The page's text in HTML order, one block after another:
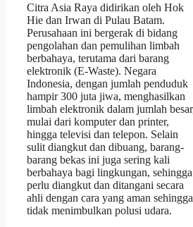
Citra Asia Raya didirikan oleh Hok
Hie dan Irwan di Pulau Batam.
Perusahaan ini bergerak di bidang
pengolahan dan pemulihan limbah
berbahaya, terutama dari barang
elektronik (E-Waste). Negara
Indonesia, dengan jumlah penduduk
hampir 300 juta jiwa, menghasilkan
limbah elektronik dalam jumlah
mulai dari komputer dan printer,
hingga televisi dan telepon. Selain
sulit diangkut dan dibuang, barang-
barang bekas ini juga sering kali
berbahaya bagi lingkungan, sehingga
perlu diangkut dan ditangani secara
ahli dengan cara yang aman sehingga
tidak menimbulkan polusi udara.